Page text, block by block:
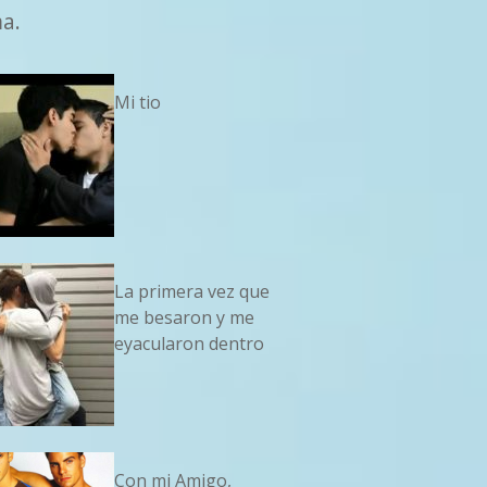
Mi tio
La primera vez que
me besaron y me
eyacularon dentro
Con mi Amigo,